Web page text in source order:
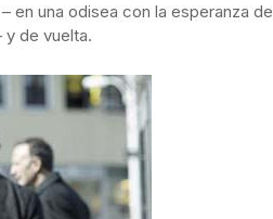
en una odisea con la esperanza de
y de vuelta.